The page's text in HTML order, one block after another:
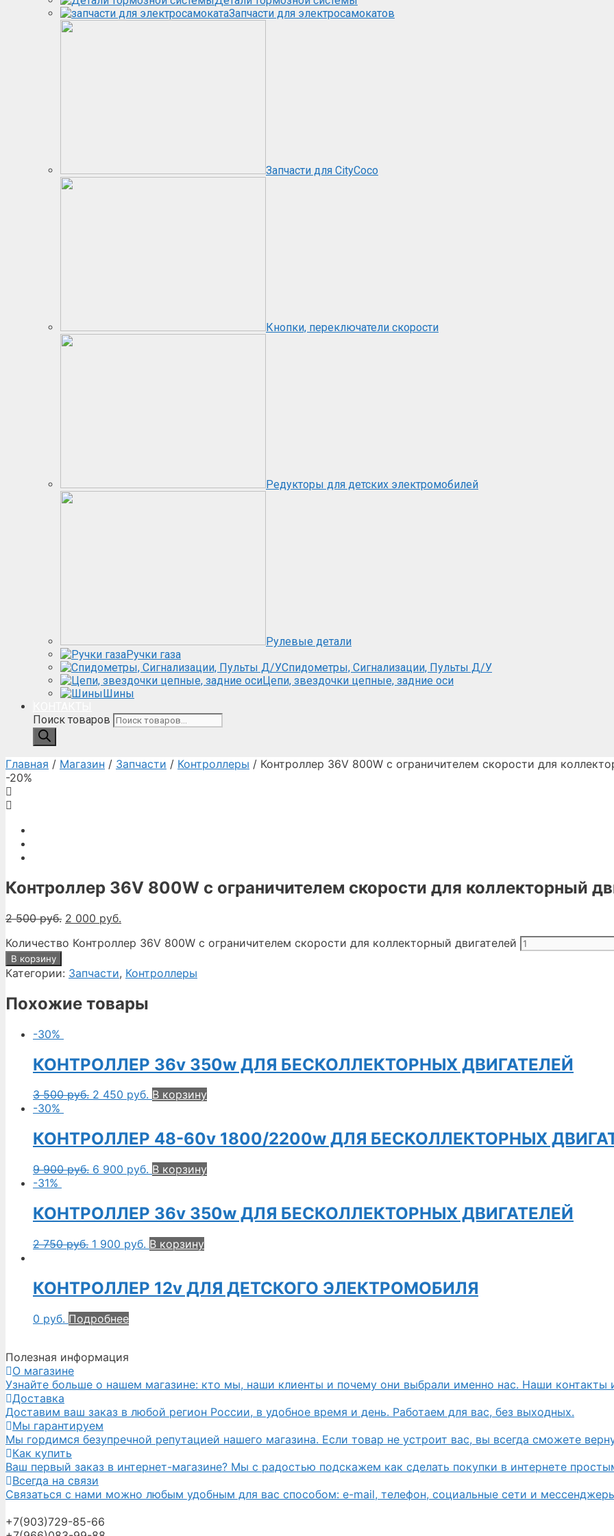
Запчасти для электросамокатов
Запчасти для CityCoco
Кнопки, переключатели скорости
Редукторы для детских электромобилей
Рулевые детали
Ручки газа
Спидометры, Сигнализации, Пульты Д/У
Цепи, звездочки цепные, задние оси
Шины
Поиск товаров
Главная / Магазин / Запчасти / Контроллеры / Контроллер 36V 800W с ограничителем скорости для
-20%
Контроллер 36V 800W с ограничителем скорости для коллекторный
2 500руб. 2 000 руб.
Количество Контроллер 36V 800W с ограничителем скорости для коллекторный двигателей
В корзину
Категории: Запчасти, Контроллеры
Похожие товары
-30%
КОНТРОЛЛЕР 36v 350w ДЛЯ БЕСКОЛЛЕКТОРНЫХ ДВИГАТЕЛЕЙ
3 500руб. 2 450 руб. В корзину
-30%
КОНТРОЛЛЕР 48-60v 1800/2200w ДЛЯ БЕСКОЛЛЕКТОРНЫХ
9 900руб. 6 900 руб. В корзину
-31%
КОНТРОЛЛЕР 36v 350w ДЛЯ БЕСКОЛЛЕКТОРНЫХ ДВИГАТЕЛЕЙ
2 750руб. 1 900 руб. В корзину
КОНТРОЛЛЕР 12v ДЛЯ ДЕТСКОГО ЭЛЕКТРОМОБИЛЯ
0 руб. Подробнее
Полезная информация
О магазине
Узнайте больше о нашем магазине: кто мы, наши клиенты и почему они выбрали именно нас. Наши контакты
Доставка
Доставим ваш заказ в любой регион России, в удобное время и день. Работаем для вас, без выходных.
Мы гарантируем
Мы гордимся безупречной репутацией нашего магазина. Если товар не устроит вас, вы всегда сможете
Как купить
Ваш первый заказ в интернет-магазине? Мы с радостью подскажем как сделать покупки в интернете
Всегда на связи
Связаться с нами можно любым удобным для вас способом: e-mail, телефон, социальные сети и
+7(903)729-85-66